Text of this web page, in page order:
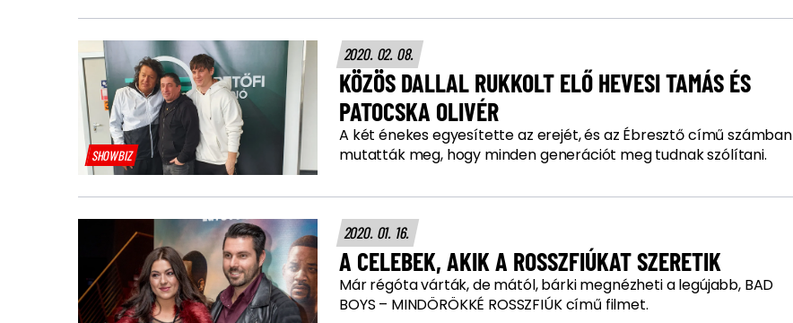
SHOWBIZ
2020. 02. 08.
KÖZÖS DALLAL RUKKOLT ELŐ HEVESI TAMÁS ÉS
PATOCSKA OLIVÉR
A két énekes egyesítette az erejét, és az Ébresztő című számban
mutatták meg, hogy minden generációt meg tudnak szólítani.
2020. 01. 16.
A CELEBEK, AKIK A ROSSZFIÚKAT SZERETIK
Már régóta várták, de mától, bárki megnézheti a legújabb, BAD
BOYS – MINDÖRÖKKÉ ROSSZFIÚK című filmet.